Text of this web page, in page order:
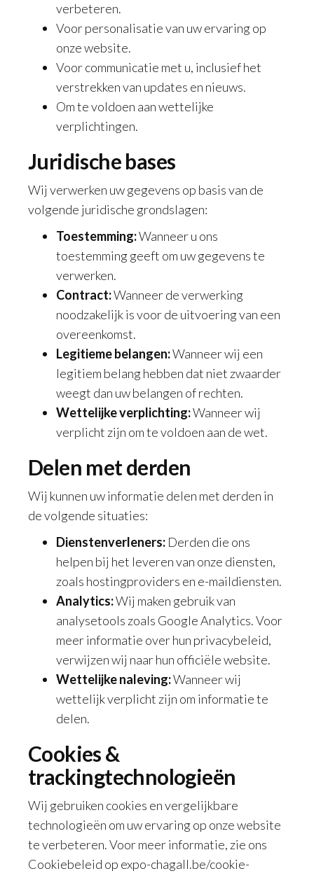
verbeteren.
Voor personalisatie van uw ervaring op
onze website.
Voor communicatie met u, inclusief het
verstrekken van updates en nieuws.
Om te voldoen aan wettelijke
verplichtingen.
Juridische bases
Wij verwerken uw gegevens op basis van de
volgende juridische grondslagen:
Toestemming:Wanneer u ons
toestemming geeft om uw gegevens te
verwerken.
Contract:Wanneer de verwerking
noodzakelijk is voor de uitvoering van een
overeenkomst.
Legitieme belangen:Wanneer wij een
legitiem belang hebben dat niet zwaarder
weegt dan uw belangen of rechten.
Wettelijke verplichting:Wanneer wij
verplicht zijn om te voldoen aan de wet.
Delen met derden
Wij kunnen uw informatie delen met derden in
de volgende situaties:
Dienstenverleners: Derden die ons
helpen bij het leveren van onze diensten,
zoals hostingproviders en e-maildiensten.
Analytics:Wij maken gebruik van
analysetools zoals Google Analytics. Voor
meer informatie over hun privacybeleid,
verwijzen wij naar hun officiële website.
Wettelijke naleving:Wanneer wij
wettelijk verplicht zijn om informatie te
delen.
Cookies &
trackingtechnologieën
Wij gebruiken cookies en vergelijkbare
technologieën om uw ervaring op onze website
te verbeteren. Voor meer informatie, zie ons
Cookiebeleid op expo-chagall.be/cookie-